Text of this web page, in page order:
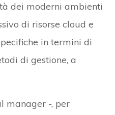
dei moderni ambienti
di risorse cloud e
in termini di
di gestione, a
manager -, per